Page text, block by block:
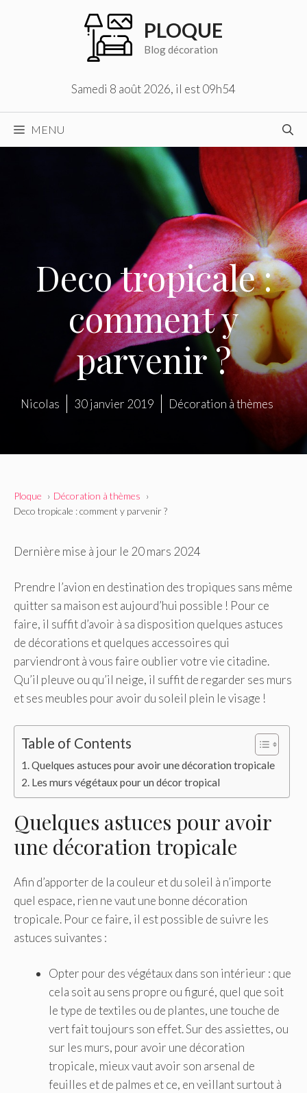
PLOQUE
Blog décoration
Samedi 8 août 2026, il est 09h54
MENU
Deco tropicale :
comment y
parvenir ?
Nicolas 30 janvier 2019 Décoration à thèmes
Ploque
Décoration à thèmes
Deco tropicale : comment y parvenir ?
Dernière mise à jour le 20 mars 2024
Prendre l’avion en destination des tropiques sans même
quitter sa maison est aujourd’hui possible ! Pour ce
faire, il suffit d’avoir à sa disposition quelques astuces
de décorations et quelques accessoires qui
parviendront à vous faire oublier votre vie citadine.
Qu’il pleuve ou qu’il neige, il suffit de regarder ses murs
et ses meubles pour avoir du soleil plein le visage !
Table of Contents
Quelques astuces pour avoir une décoration tropicale
Les murs végétaux pour un décor tropical
Quelques astuces pour avoir
une décoration tropicale
Afin d’apporter de la couleur et du soleil à n’importe
quel espace, rien ne vaut une bonne décoration
tropicale. Pour ce faire, il est possible de suivre les
astuces suivantes :
Opter pour des végétaux dans son intérieur : que
cela soit au sens propre ou figuré, quel que soit
le type de textiles ou de plantes, une touche de
vert fait toujours son effet. Sur des assiettes, ou
sur les murs, pour avoir une décoration
tropicale, mieux vaut avoir son arsenal de
feuilles et de palmes et ce, en veillant surtout à